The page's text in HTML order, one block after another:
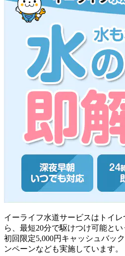
イーライフ水道サービスはトイ
ら、最短20分で駆けつけ可能と
初回限定5,000円キャッシュバッ
ンペーンなども実施しています。